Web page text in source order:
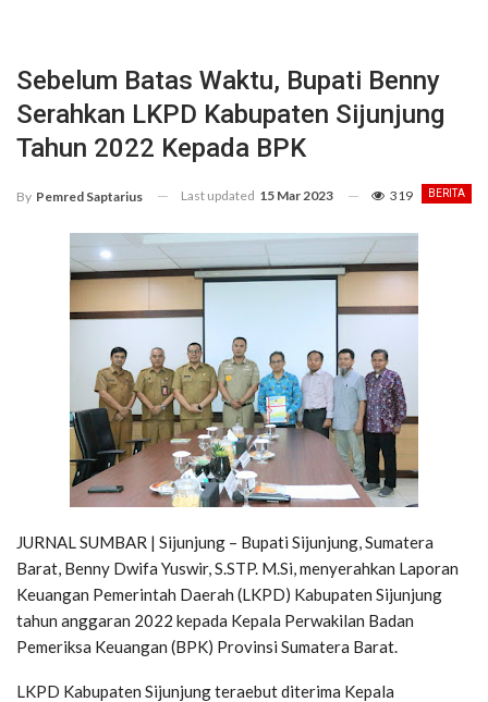
Sebelum Batas Waktu, Bupati Benny
Serahkan LKPD Kabupaten Sijunjung
Tahun 2022 Kepada BPK
BERITA
By Pemred Saptarius Last updated 15 Mar 2023 319
JURNAL SUMBAR | Sijunjung – Bupati Sijunjung, Sumatera
Barat, Benny Dwifa Yuswir, S.STP. M.Si, menyerahkan Laporan
Keuangan Pemerintah Daerah (LKPD) Kabupaten Sijunjung
tahun anggaran 2022 kepada Kepala Perwakilan Badan
Pemeriksa Keuangan (BPK) Provinsi Sumatera Barat.
LKPD Kabupaten Sijunjung teraebut diterima Kepala